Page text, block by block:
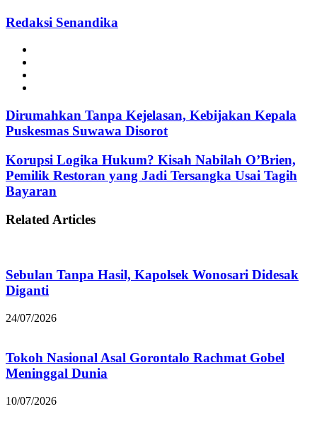
Redaksi Senandika
Dirumahkan Tanpa Kejelasan, Kebijakan Kepala
Puskesmas Suwawa Disorot
Korupsi Logika Hukum? Kisah Nabilah O’Brien,
Pemilik Restoran yang Jadi Tersangka Usai Tagih
Bayaran
Related Articles
Sebulan Tanpa Hasil, Kapolsek Wonosari Didesak
Diganti
24/07/2026
Tokoh Nasional Asal Gorontalo Rachmat Gobel
Meninggal Dunia
10/07/2026